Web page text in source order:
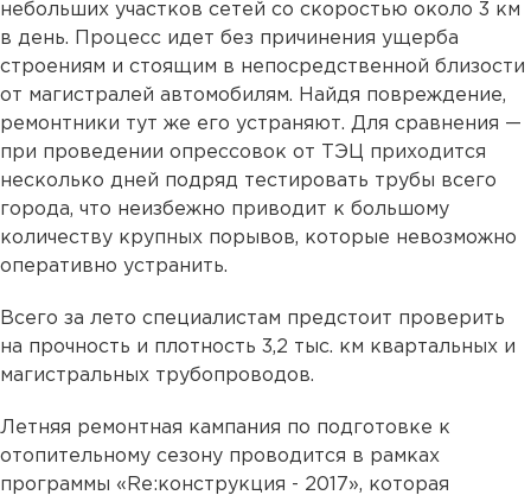
небольших участков сетей со скоростью около 3 км
в день. Процесс идет без причинения ущерба
строениям и стоящим в непосредственной близости
от магистралей автомобилям. Найдя повреждение,
ремонтники тут же его устраняют. Для сравнения —
при проведении опрессовок от ТЭЦ приходится
несколько дней подряд тестировать трубы всего
города, что неизбежно приводит к большому
количеству крупных порывов, которые невозможно
оперативно устранить.
Всего за лето специалистам предстоит проверить
на прочность и плотность 3,2 тыс. км квартальных и
магистральных трубопроводов.
Летняя ремонтная кампания по подготовке к
отопительному сезону проводится в рамках
программы «Re:конструкция - 2017», которая